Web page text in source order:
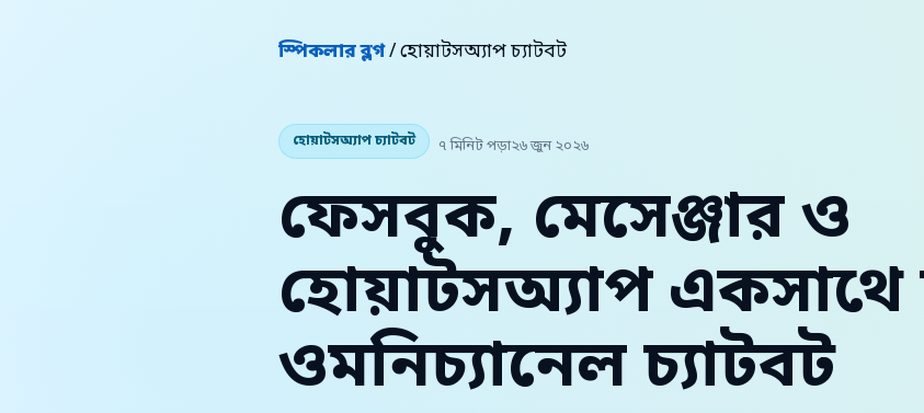
স্পিকলার ব্লগ/ হোয়াটসঅ্যাপ চ্যাটবট
হোয়াটসঅ্যাপ চ্যাটবট ৭ মিনিট পড়া২৬ জুন ২০২৬
ফেসবুক, মেসেঞ্জার ও
হোয়াটসঅ্যাপ একসাথে
ওমনিচ্যানেল চ্যাটবট